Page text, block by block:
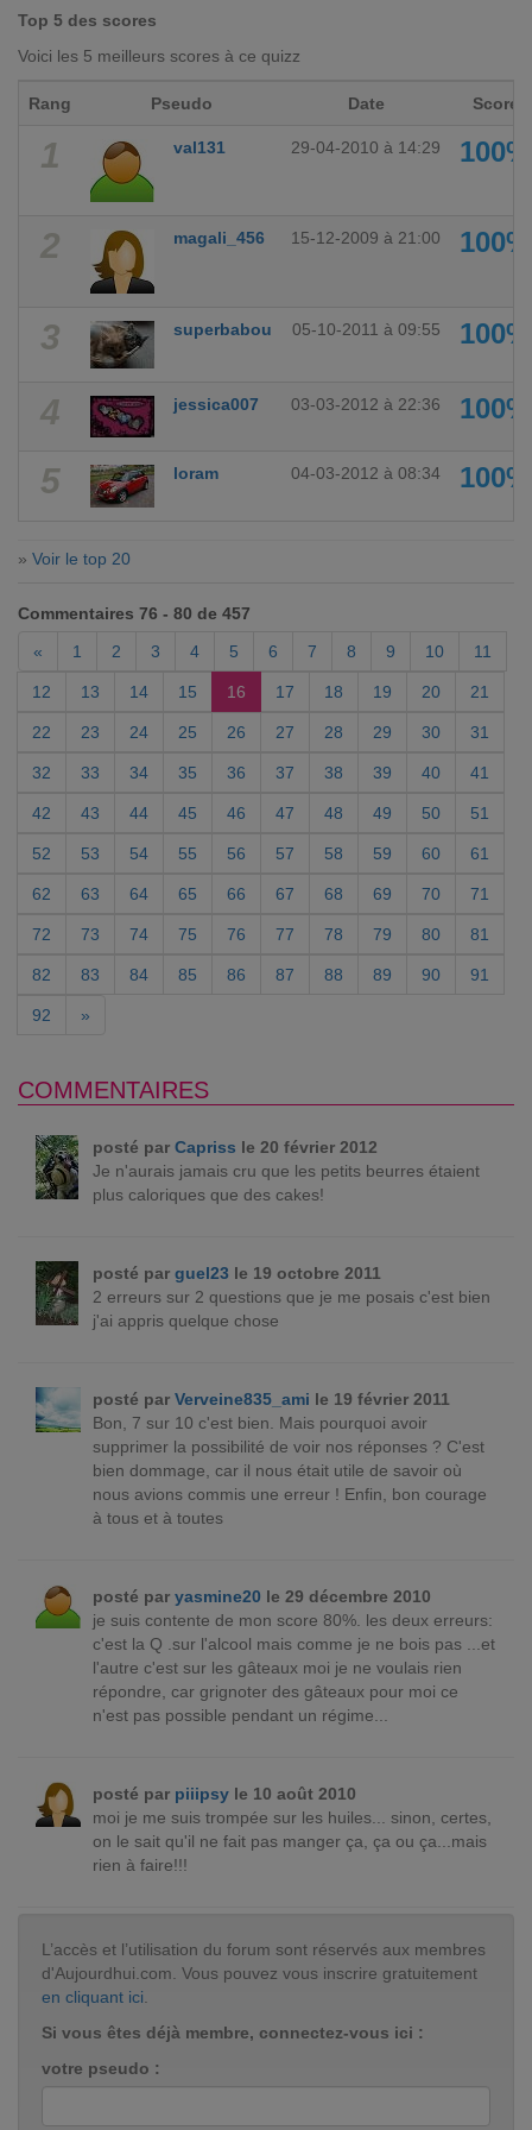
Top 5 des scores
Voici les 5 meilleurs scores à ce quizz
Rang Pseudo Date Score
1 val131 29-04-2010 à 14:29 100%
2 magali_456 15-12-2009 à 21:00 100%
3 superbabou 05-10-2011 à 09:55 100%
4 jessica007 03-03-2012 à 22:36 100%
5 loram 04-03-2012 à 08:34 100%
» Voir le top 20
Commentaires 76 - 80 de 457
«
1 2 3 4 5 6 7 8 9 10 11
12 13 14 15 16 17 18 19 20 21
22 23 24 25 26 27 28 29 30 31
32 33 34 35 36 37 38 39 40 41
42 43 44 45 46 47 48 49 50 51
52 53 54 55 56 57 58 59 60 61
62 63 64 65 66 67 68 69 70 71
72 73 74 75 76 77 78 79 80 81
82 83 84 85 86 87 88 89 90 91
92 »
COMMENTAIRES
posté par Capriss le 20 février 2012
Je n'aurais jamais cru que les petits beurres étaient
plus caloriques que des cakes!
posté par guel23 le 19 octobre 2011
2 erreurs sur 2 questions que je me posais c'est bien
j'ai appris quelque chose
posté par Verveine835_ami le 19 février 2011
Bon, 7 sur 10 c'est bien. Mais pourquoi avoir
supprimer la possibilité de voir nos réponses ? C'est
bien dommage, car il nous était utile de savoir où
nous avions commis une erreur ! Enfin, bon courage
à tous et à toutes
posté par yasmine20 le 29 décembre 2010
je suis contente de mon score 80%. les deux erreurs:
c'est la Q .sur l'alcool mais comme je ne bois pas ...et
l'autre c'est sur les gâteaux moi je ne voulais rien
répondre, car grignoter des gâteaux pour moi ce
n'est pas possible pendant un régime...
posté par piiipsyle 10 août 2010
moi je me suis trompée sur les huiles... sinon, certes,
on le sait qu'il ne fait pas manger ça, ça ou ça...mais
rien à faire!!!
L’accès et l’utilisation du forum sont réservés aux membres
d'Aujourdhui.com. Vous pouvez vous inscrire gratuitement
en cliquant ici
Si vous êtes déjà membre, connectez-vous ici :
votre pseudo :